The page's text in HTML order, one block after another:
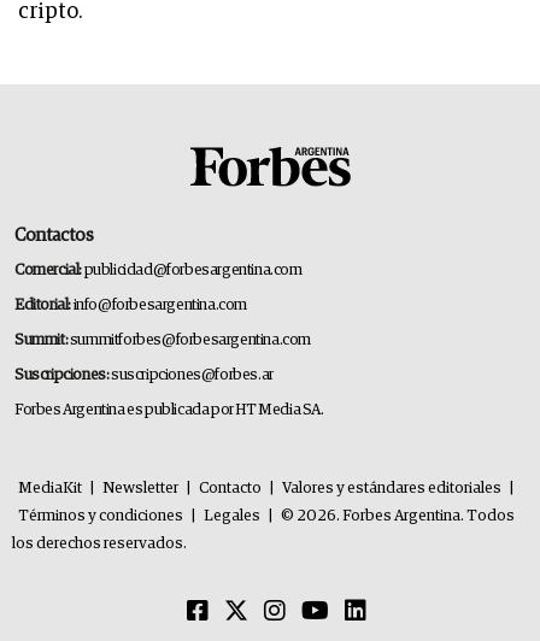
cripto.
Contactos
Comercial:publicidad@forbesargentina.com
Editorial:info@forbesargentina.com
Summit:summitforbes@forbesargentina.com
Suscripciones:suscripciones@forbes.ar
Forbes Argentina es publicada por HT Media SA.
MediaKit Newsletter Contacto Valores y estándares editoriales
Términos y condiciones
Legales
© 2026. Forbes Argentina. Todos
los derechos reservados.